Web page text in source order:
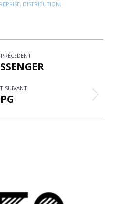
, DISTRIBUTION,
Onglet
SUIVANT
Projets